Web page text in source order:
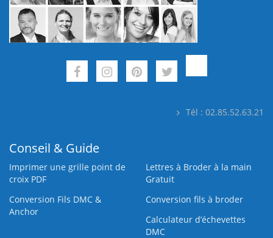
Tél : 02.85.52.63.21
Conseil & Guide
Imprimer une grille point de
croix PDF
Lettres à Broder à la main
Gratuit
Conversion Fils DMC &
Anchor
Conversion fils à broder
Calculateur d’échevettes
DMC